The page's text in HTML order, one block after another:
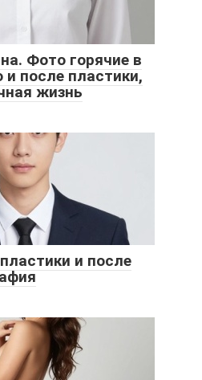
Фото горячие в
и после пластики,
жизнь
и после